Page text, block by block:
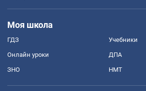
Моя школа
ГДЗ Учебники
Онлайн уроки ДПА
ЗНО НМТ